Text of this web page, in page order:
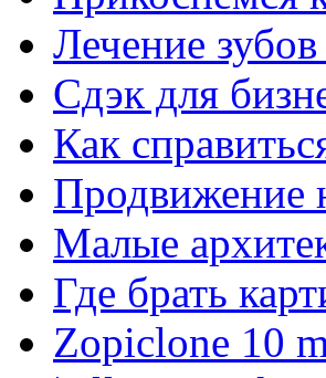
Лечение
Сдэк для
Как
Продвижение
Малые
Где брать
Zopiclone 10